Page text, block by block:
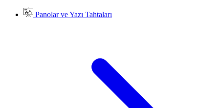
Panolar ve Yazı Tahtaları